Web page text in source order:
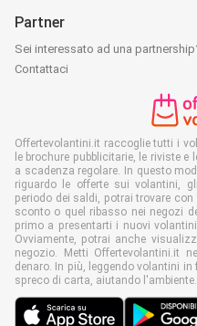
Partner
Sei interessato ad una
Contattaci
Offertevolantini.it raccoglie tutti i
le brochure pubblicitarie, le riviste
a scadenza regolare. In questo
riguardo le offerte sui volantini,
periodo dei saldi, potrai trovare
sconto o quel ribasso nei negozi
primo a presentarti i nuovi
Ovviamente, potrai anche
negozio. Metti Offertevolantini.it
denaro. In più, leggendo volantini
spreco di carta, aiutando l'ambiente.